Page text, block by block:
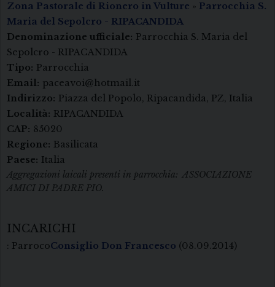
Zona Pastorale di Rionero in Vulture » Parrocchia S.
Maria del Sepolcro - RIPACANDIDA
Denominazione ufficiale: Parrocchia S. Maria del
Sepolcro - RIPACANDIDA
Tipo: Parrocchia
Email: paceavoi@hotmail.it
Indirizzo: Piazza del Popolo, Ripacandida, PZ, Italia
Località: RIPACANDIDA
CAP: 85020
Regione: Basilicata
Paese: Italia
Aggregazioni laicali presenti in parrocchia: ASSOCIAZIONE
AMICI DI PADRE PIO.
INCARICHI
Consiglio Don Francesco
: Parroco (08.09.2014)